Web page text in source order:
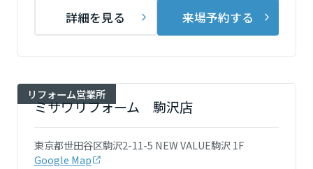
中古住宅検索
スムストック検索
分譲マンション検索
[MISAWA RELAY]
医療・介護・子育て・障がい福祉施設
これから土地活用・賃貸経営をご検討の方
ホームラウンジ 土地活用・賃貸経営
ホテル・旅館リフォーム
実例動画や基礎知識、収納の工夫など、理想の住まいを叶えるリフォ
分譲用地
ご相談窓口
お客様センター
ミサワホームグループ
IR情報
環境活動
採用情報
詳細を見る 来場予約する
リフォーム営業所
ミサワリフォーム 駒沢店
東京都世田谷区駒沢2-11-5 NEW VALUE駒沢 1F
Google Map
福島県
茨城県